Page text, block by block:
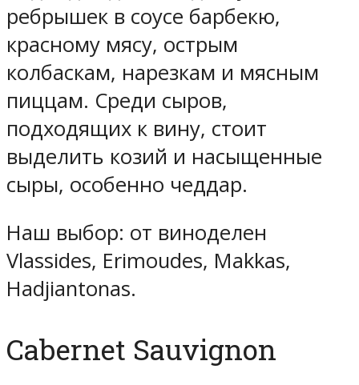
ребрышек в соусе барбекю,
красному мясу, острым
колбаскам, нарезкам и мясным
пиццам. Среди сыров,
подходящих к вину, стоит
выделить козий и насыщенные
сыры, особенно чеддар.
Наш выбор: от виноделен
Vlassides, Erimoudes, Makkas,
Hadjiantonas.
Cabernet Sauvignon